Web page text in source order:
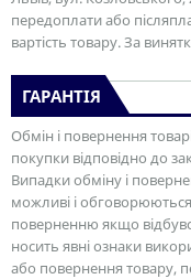
передоплати або
вартість товару. За
ГАРАНТІЯ
Обмін і повернення
покупки відповідно до
Випадки обміну і
можливі і
поверненню якщо
носить явні ознаки
або повернення товару,